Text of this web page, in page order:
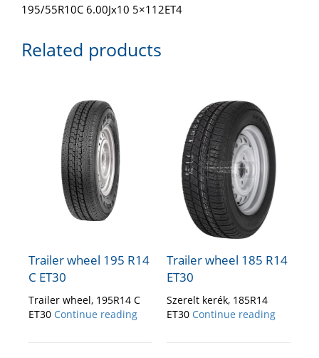
195/55R10C 6.00Jx10 5×112ET4
Related products
Trailer wheel 195 R14
C ET30
Trailer wheel, 195R14 C
ET30 Continue reading
Trailer wheel 185 R14
ET30
Szerelt kerék, 185R14
ET30 Continue reading